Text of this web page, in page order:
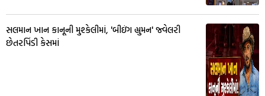
સલમાન ખાન કાનૂની મુશ્કેલીમાં, 'બીઇંગ હ્યુમન' જ્વેલરી
છેતરપિંડી કેસમાં